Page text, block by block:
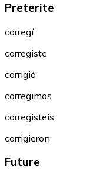
Preterite
corregí
corregiste
corrigió
corregimos
corregisteis
corrigieron
Future